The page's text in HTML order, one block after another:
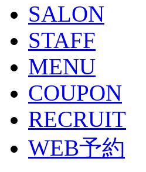
SALON
STAFF
MENU
COUPON
RECRUIT
WEB予約